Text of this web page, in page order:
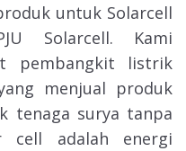
untuk Solarcell
Solarcell. Kami
pembangkit listrik
menjual produk
tenaga surya tanpa
cell adalah energi